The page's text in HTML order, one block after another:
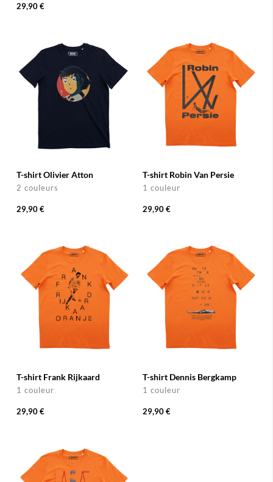
29,90 €
T-shirt Olivier Atton
2 couleurs
29,90 €
T-shirt Robin Van Persie
1 couleur
29,90 €
T-shirt Frank Rijkaard
1 couleur
29,90 €
T-shirt Dennis Bergkamp
1 couleur
29,90 €